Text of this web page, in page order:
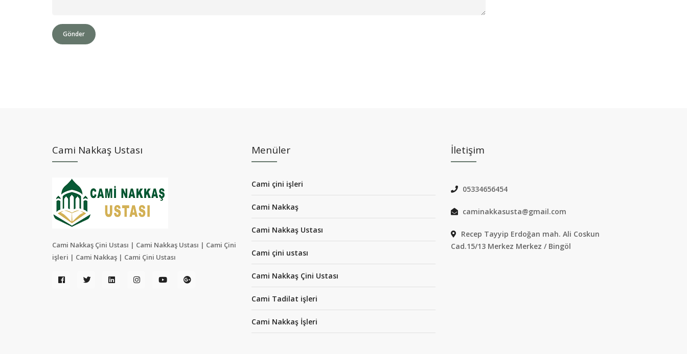
Gönder
Cami Nakkaş Ustası
Cami Nakkaş Çini Ustası | Cami Nakkaş Ustası | Cami Çini
işleri | Cami Nakkaş | Cami Çini Ustası
Menüler
Cami çini işleri
Cami Nakkaş
Cami Nakkaş Ustası
Cami çini ustası
Cami Nakkaş Çini Ustası
Cami Tadilat işleri
Cami Nakkaş İşleri
İletişim
05334656454
caminakkasusta@gmail.com
Recep Tayyip Erdoğan mah. Ali Coskun
Cad.15/13 Merkez Merkez / Bingöl